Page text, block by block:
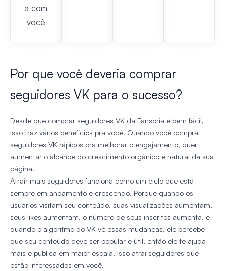
a com
você
Por que você deveria comprar
seguidores VK para o sucesso?
Desde que comprar seguidores VK da Fansoria é bem fácil,
isso traz vários benefícios pra você. Quando você compra
seguidores VK rápidos pra melhorar o engajamento, quer
aumentar o alcance do crescimento orgânico e natural da sua
página.
Atrair mais seguidores funciona como um ciclo que está
sempre em andamento e crescendo. Porque quando os
usuários visitam seu conteúdo, suas visualizações aumentam,
seus likes aumentam, o número de seus inscritos aumenta, e
quando o algoritmo do VK vê essas mudanças, ele percebe
que seu conteúdo deve ser popular e útil, então ele te ajuda
mais e publica em maior escala. Isso atrai seguidores que
estão interessados em você.